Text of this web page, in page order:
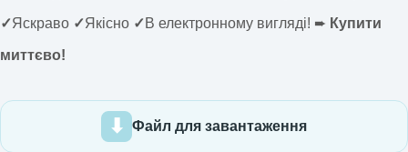
✓Яскраво ✓Якісно ✓В електронному вигляді! ➨ Купити
миттєво!
Файл для завантаження